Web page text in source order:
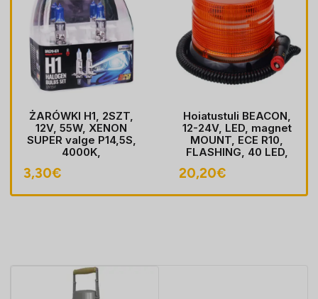
ŻARÓWKI H1, 2SZT,
12V, 55W, XENON
SUPER valge P14,5S,
4000K,
3,30€
Hoiatustuli BEACON,
12-24V, LED, magnet
MOUNT, ECE R10,
FLASHING, 40 LED,
sobib LIGHTER pesa
20,20€